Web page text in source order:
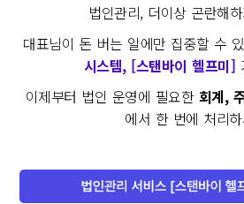
법인관리, 더이상 곤란해
대표님이 돈 버는 일에만 집중할 수
시스템, [스탠바이 헬프미]
이제부터 법인 운영에 필요한 회계,
에서 한 번에 처리